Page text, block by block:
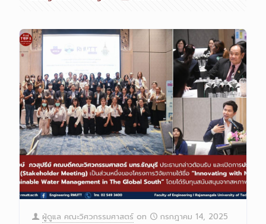
ผู้ดูแล คณะวิศวกรรมศาสตร์ on กรกฎาคม 14, 2025